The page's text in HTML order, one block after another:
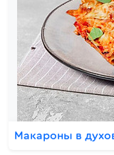
Макароны в